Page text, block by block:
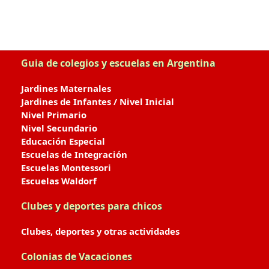
Guia de colegios y escuelas en Argentina
Jardines Maternales
Jardines de Infantes / Nivel Inicial
Nivel Primario
Nivel Secundario
Educación Especial
Escuelas de Integración
Escuelas Montessori
Escuelas Waldorf
Clubes y deportes para chicos
Clubes, deportes y otras actividades
Colonias de Vacaciones